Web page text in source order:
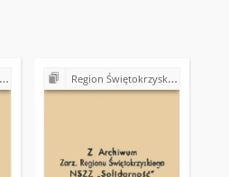
Region Świętokrzyski NSZZ "Solidarność". Delegatura Starachowice